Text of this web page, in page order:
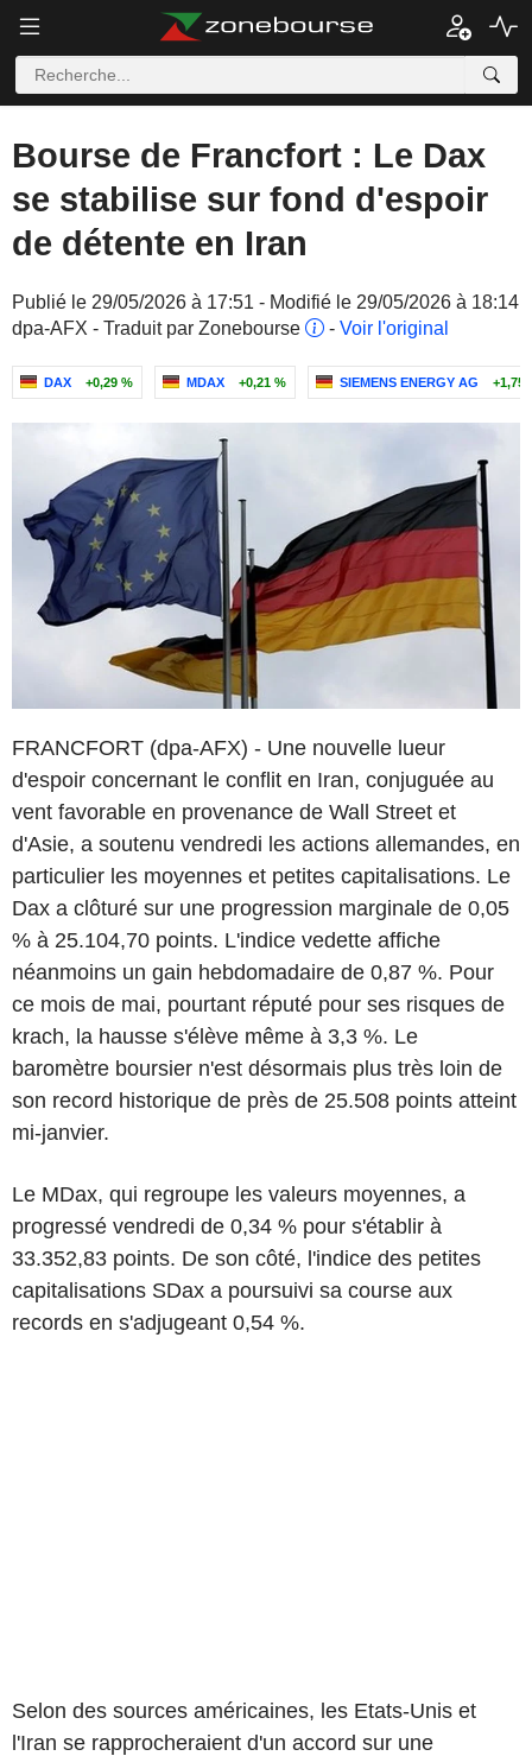
Bourse de Francfort : Le Dax
se stabilise sur fond d'espoir
de détente en Iran
Publié le 29/05/2026 à 17:51 - Modifié le 29/05/2026 à 18:14
dpa-AFX - Traduit par Zonebourse
- Voir l'original
DAX +0,29 % MDAX +0,21 % SIEMENS ENERGY AG +1,75
FRANCFORT (dpa-AFX) - Une nouvelle lueur
d'espoir concernant le conflit en Iran, conjuguée au
vent favorable en provenance de Wall Street et
d'Asie, a soutenu vendredi les actions allemandes, en
particulier les moyennes et petites capitalisations. Le
Dax a clôturé sur une progression marginale de 0,05
% à 25.104,70 points. L'indice vedette affiche
néanmoins un gain hebdomadaire de 0,87 %. Pour
ce mois de mai, pourtant réputé pour ses risques de
krach, la hausse s'élève même à 3,3 %. Le
baromètre boursier n'est désormais plus très loin de
son record historique de près de 25.508 points atteint
mi-janvier.
Le MDax, qui regroupe les valeurs moyennes, a
progressé vendredi de 0,34 % pour s'établir à
33.352,83 points. De son côté, l'indice des petites
capitalisations SDax a poursuivi sa course aux
records en s'adjugeant 0,54 %.
Selon des sources américaines, les Etats-Unis et
l'Iran se rapprocheraient d'un accord sur une